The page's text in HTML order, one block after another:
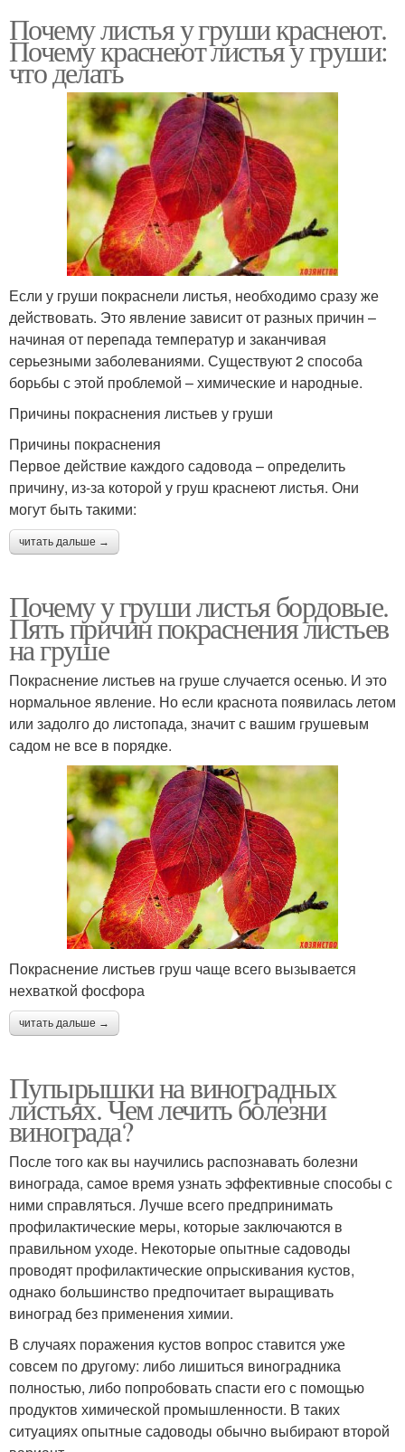
Почему листья у груши краснеют.
Почему краснеют листья у груши:
что делать
Если у груши покраснели листья, необходимо сразу же
действовать. Это явление зависит от разных причин –
начиная от перепада температур и заканчивая
серьезными заболеваниями. Существуют 2 способа
борьбы с этой проблемой – химические и народные.
Причины покраснения листьев у груши
Причины покраснения
Первое действие каждого садовода – определить
причину, из-за которой у груш краснеют листья. Они
могут быть такими:
читать дальше →
Почему у груши листья бордовые.
Пять причин покраснения листьев
на груше
Покраснение листьев на груше случается осенью. И это
нормальное явление. Но если краснота появилась летом
или задолго до листопада, значит с вашим грушевым
садом не все в порядке.
Покраснение листьев груш чаще всего вызывается
нехваткой фосфора
читать дальше →
Пупырышки на виноградных
листьях. Чем лечить болезни
винограда?
После того как вы научились распознавать болезни
винограда, самое время узнать эффективные способы с
ними справляться. Лучше всего предпринимать
профилактические меры, которые заключаются в
правильном уходе. Некоторые опытные садоводы
проводят профилактические опрыскивания кустов,
однако большинство предпочитает выращивать
виноград без применения химии.
В случаях поражения кустов вопрос ставится уже
совсем по другому: либо лишиться виноградника
полностью, либо попробовать спасти его с помощью
продуктов химической промышленности. В таких
ситуациях опытные садоводы обычно выбирают второй